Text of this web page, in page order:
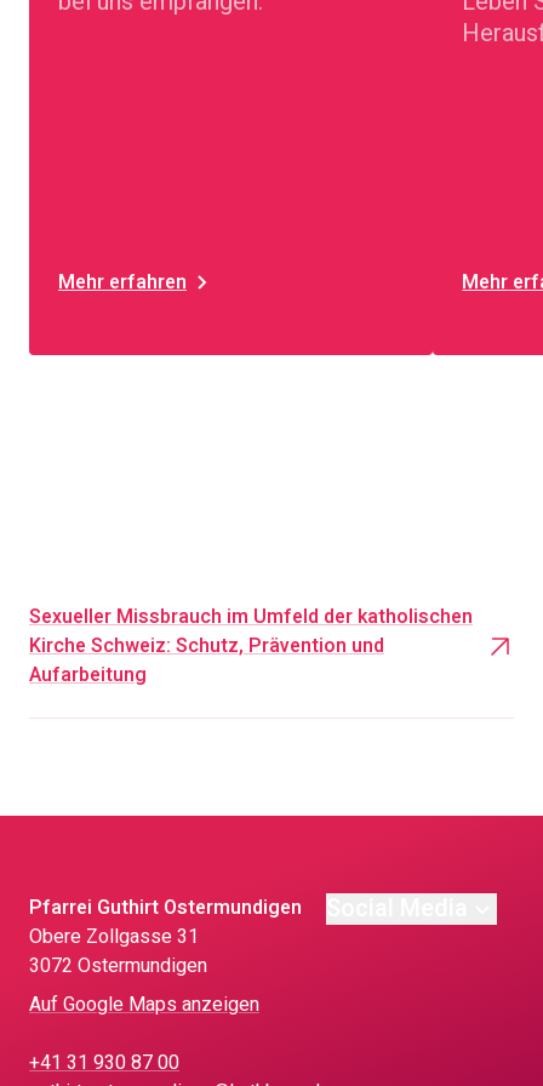
Mehr erfahren Mehr
Sexueller Missbrauch im Umfeld der katholischen
Kirche Schweiz: Schutz, Prävention und
Aufarbeitung
Pfarrei Guthirt Ostermundigen
Obere Zollgasse 31
3072 Ostermundigen
Auf Google Maps anzeigen
+41 31 930 87 00